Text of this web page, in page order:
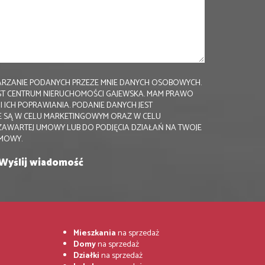
PODANYCH PRZEZE MNIE DANYCH OSOBOWYCH.
CENTRUM NIERUCHOMOŚCI GAJEWSKA. MAM PRAWO
POPRAWIANIA. PODANIE DANYCH JEST
W CELU MARKETINGOWYM ORAZ W CELU
UMOWY LUB DO PODJĘCIA DZIAŁAŃ NA TWOJE
Mieszkaniana sprzedaż
Domyna sprzedaż
Działkina sprzedaż